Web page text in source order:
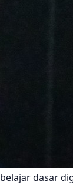
belajar dasar